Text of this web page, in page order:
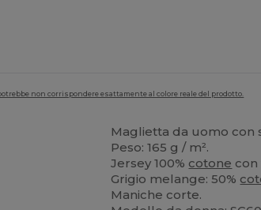
non corrispondere esattamente al colore reale del prodotto.
Maglietta da uomo con
Peso: 165 g / m².
Jersey 100% cotone
Grigio melange: 50%
Maniche corte.